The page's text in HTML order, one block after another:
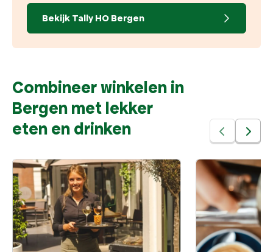
Bekijk Tally HO Bergen
Combineer winkelen in
Bergen met lekker
eten en drinken